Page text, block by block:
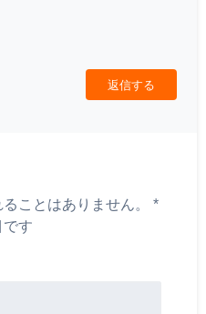
返信する
ことはありません。
*
です